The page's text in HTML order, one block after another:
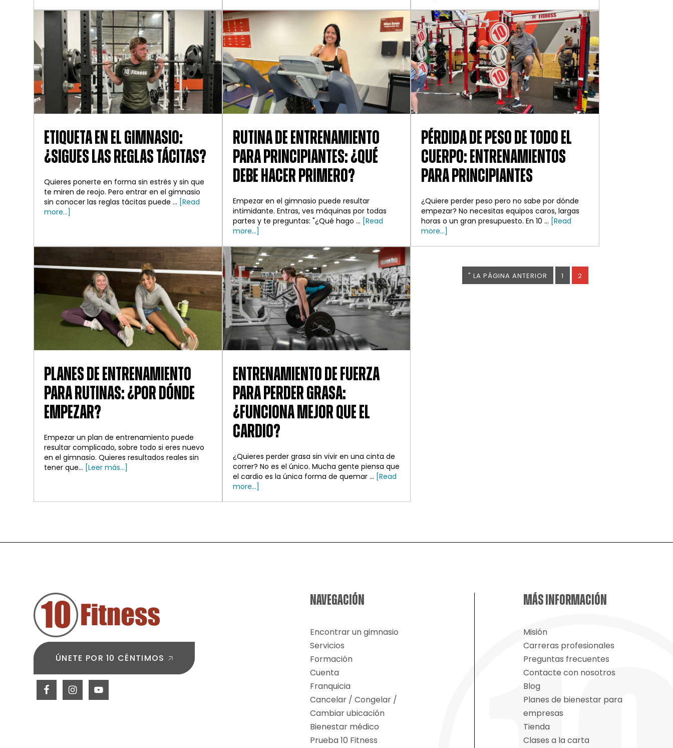
entrenar
la
fuerza
si
eres
principiante
de
tronco
dónde
empezar?
de
fuerza
para
principiantes:
¿Por
dónde
empezar?
ETIQUETA EN EL GIMNASIO:
¿SIGUES LAS REGLAS TÁCITAS?
Quieres ponerte en forma sin estrés y sin que
te miren de reojo. Pero entrar en el gimnasio
sin conocer las reglas tácitas puede ... [Read
more...]
gimnasio:
¿Sigues
las
reglas
tácitas?
RUTINA DE ENTRENAMIENTO
PARA PRINCIPIANTES: ¿QUÉ
DEBE HACER PRIMERO?
Empezar en el gimnasio puede resultar
intimidante. Entras, ves máquinas por todas
partes y te preguntas: "¿Qué hago ... [Read
more...]
de
entrenamiento
para
principiantes
en
el
gimnasio:
¿Qué
debe
hacer
primero?
PÉRDIDA DE PESO DE TODO EL
CUERPO: ENTRENAMIENTOS
PARA PRINCIPIANTES
¿Quiere perder peso pero no sabe por dónde
empezar? No necesitas equipos caros, largas
horas o un gran presupuesto. En 10 ... [Read
more...]
PLANES DE ENTRENAMIENTO
PARA RUTINAS: ¿POR DÓNDE
EMPEZAR?
Empezar un plan de entrenamiento puede
resultar complicado, sobre todo si eres nuevo
en el gimnasio. Quieres resultados reales sin
tener que... [Leer más...]
ENTRENAMIENTO DE FUERZA
PARA PERDER GRASA:
¿FUNCIONA MEJOR QUE EL
CARDIO?
¿Quieres perder grasa sin vivir en una cinta de
correr? No es el único. Mucha gente piensa que
el cardio es la única forma de quemar ... [Read
more...]
grasa:
" IR
A
LA PÁGINA ANTERIOR PÁGINA
1 PÁGINA
2
DE
PÁGINA
ÚNETE POR 10 CÉNTIMOS
NAVEGACIÓN
Encontrar un gimnasio
Servicios
Formación
Cuenta
Franquicia
Cancelar / Congelar /
Cambiar ubicación
Bienestar médico
Prueba 10 Fitness
MÁS INFORMACIÓN
Misión
Carreras profesionales
Preguntas frecuentes
Contacte con nosotros
Blog
Planes de bienestar para
empresas
Tienda
Clases a la carta